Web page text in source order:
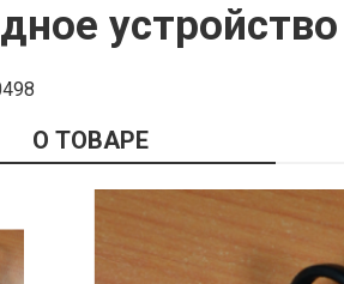
устройства
и адаптеры для телефонов
О ТОВАРЕ